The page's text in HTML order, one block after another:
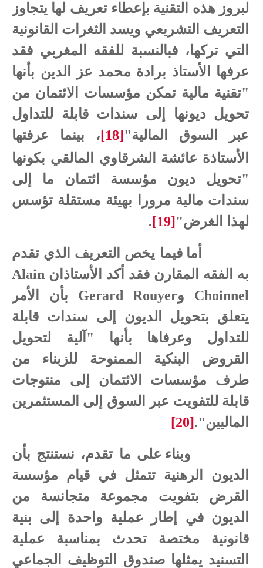
لبروز هذه التقنية بإعطاء تعريف لها يتجاوز
التعريف التشريعي ويسد الثغرات القانونية
التي تركها، فبالنسبة للفقه المغربي فقد
عرفها الأستاذ برادة محمد عز الدين بأنها
"تقنية مالية تمكن مؤسسات الائتمان من
تحويل ديونها إلى سندات قابلة للتداول
عبر السوق المالية"[18]، بينما عرفتها
الأستاذة عائشة الشرقاوي المالقي بكونها
"تحويل ديون مؤسسة ائتمان ما إلى
سندات مالية مرورا بهيئة مستقلة تؤسس
لهذا الغرض"[19]
.
أما فيما يخص التعريف الذي تقدم
به الفقه المقارن فقد أكد الأستاذان Alain
Choinnel وGerard Rouyer بأن الأمر
يتعلق بتحويل الديون إلى سندات قابلة
للتداول وعرفاها بأنها "آلية لتحويل
القروض البنكية الممنوحة للزبناء من
طرف مؤسسات الائتمان إلى منتوجات
قابلة للتفويت عبر السوق إلى المستثمرين
الماليين".[20]
وبناء على ما تقدم، نستنتج بأن
الديون الرهنية تتمثل في قيام مؤسسة
القرض بتفويت مجموعة متجانسة من
الديون في إطار عملية واحدة إلى بنية
قانونية مختصة تحدث بمناسبة عملية
التسنيد يمثلها صندوق التوظيف الجماعي